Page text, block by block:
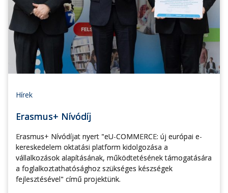
Hírek
Erasmus+ Nívódíj
Erasmus+ Nívódíjat nyert "eU-COMMERCE: új európai e-
kereskedelem oktatási platform kidolgozása a
vállalkozások alapításának, működtetésének támogatására
a foglalkoztathatósághoz szükséges készségek
fejlesztésével" című projektünk.